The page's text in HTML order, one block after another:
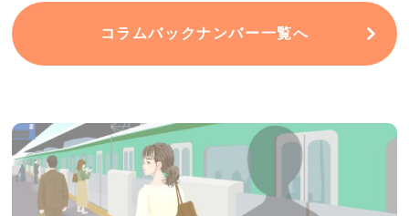
コラムバックナンバー一覧へ